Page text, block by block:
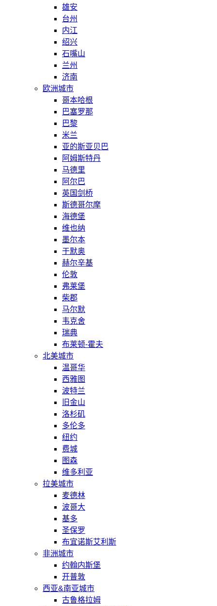
雄安
台州
内江
绍兴
石嘴山
兰州
济南
欧洲城市
哥本哈根
巴塞罗那
巴黎
米兰
亚的斯亚贝巴
阿姆斯特丹
马德里
阿尔巴
英国剑桥
斯德哥尔摩
海德堡
维也纳
墨尔本
于默奥
赫尔辛基
伦敦
弗莱堡
柴郡
马尔默
韦克舍
瑞典
布莱顿-霍夫
北美城市
温哥华
西雅图
波特兰
旧金山
洛杉矶
多伦多
纽约
费城
图森
维多利亚
拉美城市
麦德林
波哥大
基多
圣保罗
布宜诺斯艾利斯
非洲城市
约翰内斯堡
开普敦
西亚&南亚城市
古鲁格拉姆